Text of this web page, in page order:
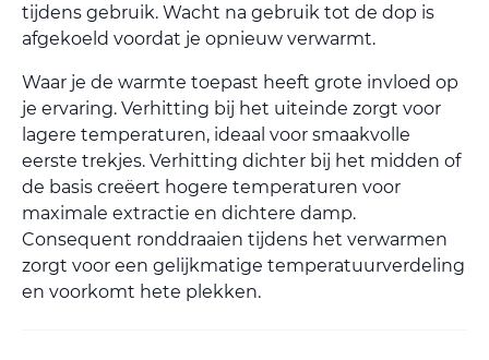
tijdens gebruik. Wacht na gebruik tot de dop is
afgekoeld voordat je opnieuw verwarmt.
Waar je de warmte toepast heeft grote invloed op
je ervaring. Verhitting bij het uiteinde zorgt voor
lagere temperaturen, ideaal voor smaakvolle
eerste trekjes. Verhitting dichter bij het midden of
de basis creëert hogere temperaturen voor
maximale extractie en dichtere damp.
Consequent ronddraaien tijdens het verwarmen
zorgt voor een gelijkmatige temperatuurverdeling
en voorkomt hete plekken.